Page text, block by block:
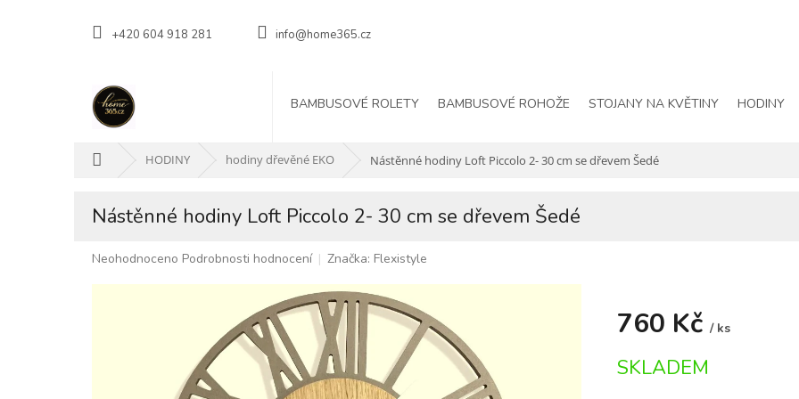
+420 604 918 281 info@home365.cz
BAMBUSOVÉ ROLETY BAMBUSOVÉ ROHOŽE STOJANY NA KVĚTINY HODINY
HODINY hodiny dřevěné EKO Nástěnné hodiny Loft Piccolo 2- 30 cm se dřevem Šedé
Nástěnné hodiny Loft Piccolo 2- 30 cm se dřevem Šedé
Průměrné
Neohodnoceno Podrobnosti hodnocení Značka: Flexistyle
760 Kč / ks
cena:
SKLADEM